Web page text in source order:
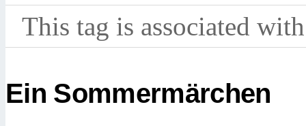
This tag is associated
Ein Sommermärchen